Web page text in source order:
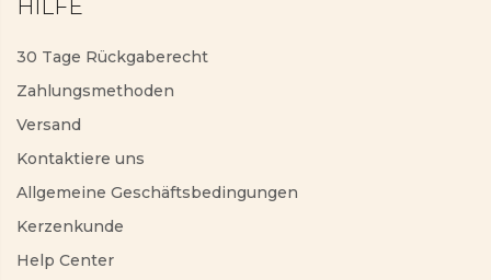
HILFE
30 Tage Rückgaberecht
Zahlungsmethoden
Versand
Kontaktiere uns
Allgemeine Geschäftsbedingungen
Kerzenkunde
Help Center